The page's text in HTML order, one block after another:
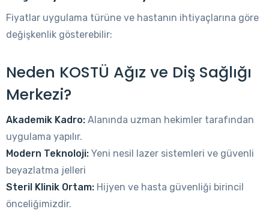
Fiyatlar uygulama türüne ve hastanın ihtiyaçlarına göre
değişkenlik gösterebilir:
Neden KOSTÜ Ağız ve Diş Sağlığı
Merkezi?
Akademik Kadro: Alanında uzman hekimler tarafından
uygulama yapılır.
Modern Teknoloji: Yeni nesil lazer sistemleri ve güvenli
beyazlatma jelleri
Steril Klinik Ortam: Hijyen ve hasta güvenliği birincil
önceliğimizdir.